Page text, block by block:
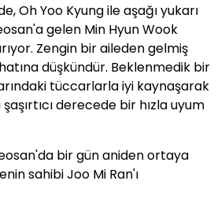
Oh Yoo Kyung ile aşağı yukarı
gelen Min Hyun Wook
Zengin bir aileden gelmiş
düşkündür. Beklenmedik bir
tüccarlarla iyi kaynaşarak
derecede bir hızla uyum
bir gün aniden ortaya
sahibi Joo Mi Ran'ı